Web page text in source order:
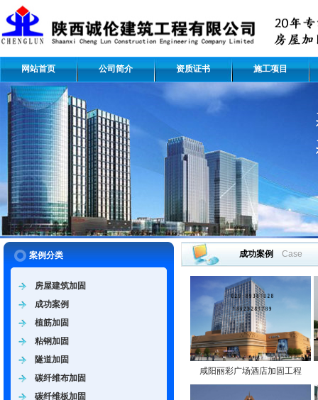
网站首页 公司简介 资质证书 施工项目
案例分类
房屋建筑加固
成功案例
植筋加固
粘钢加固
隧道加固
碳纤维布加固
碳纤维板加固
成功案例 Case
咸阳丽彩广场酒店加固工程